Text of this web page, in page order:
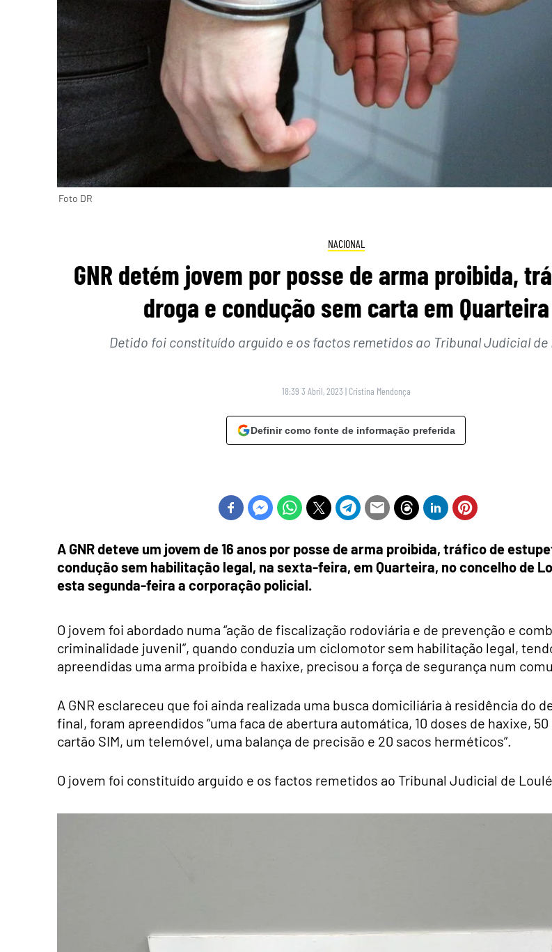
Foto DR
NACIONAL
GNR detém jovem por posse de arma proibida,
droga e condução sem carta em Quarteira
Detido foi constituído arguido e os factos remetidos ao Tribunal Judicial de
18:39 3 Abril, 2023 | Cristina Mendonça
Definir como fonte de informação preferida
A GNR deteve um jovem de 16 anos por posse de arma proibida, tráfico de
condução sem habilitação legal, na sexta-feira, em Quarteira, no concelho de
esta segunda-feira a corporação policial.
O jovem foi abordado numa “ação de fiscalização rodoviária e de prevenção e
criminalidade juvenil”, quando conduzia um ciclomotor sem habilitação legal,
apreendidas uma arma proibida e haxixe, precisou a força de segurança num
A GNR esclareceu que foi ainda realizada uma busca domiciliária à residência do
final, foram apreendidos “uma faca de abertura automática, 10 doses de haxixe,
cartão SIM, um telemóvel, uma balança de precisão e 20 sacos herméticos”.
O jovem foi constituído arguido e os factos remetidos ao Tribunal Judicial de Loulé.